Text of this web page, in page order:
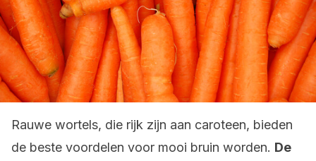
Rauwe wortels, die rijk zijn aan caroteen, bieden
de beste voordelen voor mooi bruin worden. De